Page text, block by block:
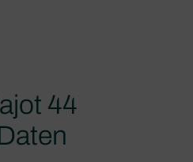
44